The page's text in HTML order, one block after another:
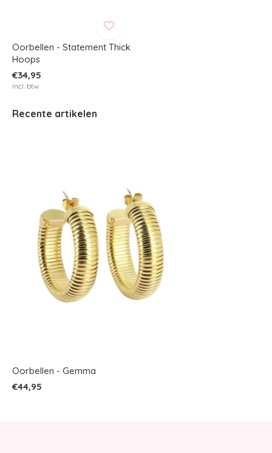
Oorbellen - Statement Thick
Hoops
€34,95
Incl. btw
Recente artikelen
Oorbellen - Gemma
€44,95